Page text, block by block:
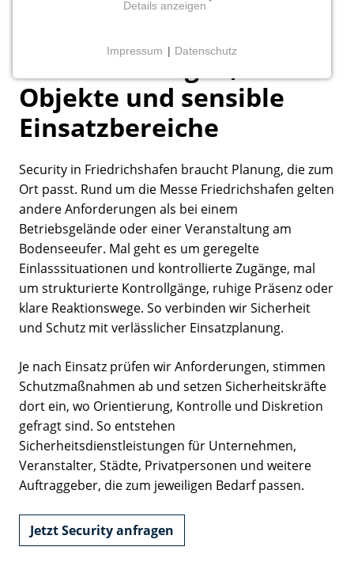
Veranstaltungen,
Objekte und sensible
Einsatzbereiche
Security in Friedrichshafen braucht Planung, die zum
Ort passt. Rund um die Messe Friedrichshafen gelten
andere Anforderungen als bei einem
Betriebsgelände oder einer Veranstaltung am
Bodenseeufer. Mal geht es um geregelte
Einlasssituationen und kontrollierte Zugänge, mal
um strukturierte Kontrollgänge, ruhige Präsenz oder
klare Reaktionswege. So verbinden wir Sicherheit
und Schutz mit verlässlicher Einsatzplanung.
Je nach Einsatz prüfen wir Anforderungen, stimmen
Schutzmaßnahmen ab und setzen Sicherheitskräfte
dort ein, wo Orientierung, Kontrolle und Diskretion
gefragt sind. So entstehen
Sicherheitsdienstleistungen für Unternehmen,
Veranstalter, Städte, Privatpersonen und weitere
Auftraggeber, die zum jeweiligen Bedarf passen.
Jetzt Security anfragen
Details anzeigen
NOTWENDIGE COOKIES
Einverständnis Cookie
Name:
cookie_consent
Anbieter:
alpenblickdrei
Zweck:
Managen von Consent-Einstellungen
Cookie Laufzeit:
1 Jahr
STATISTIK
Statistik Cookies erfassen Informationen
anonym. Diese Informationen helfen uns zu
Website nutzen.
Google Analytics
Name:
Anbieter:
Google LLC
Impressum | Datenschutz